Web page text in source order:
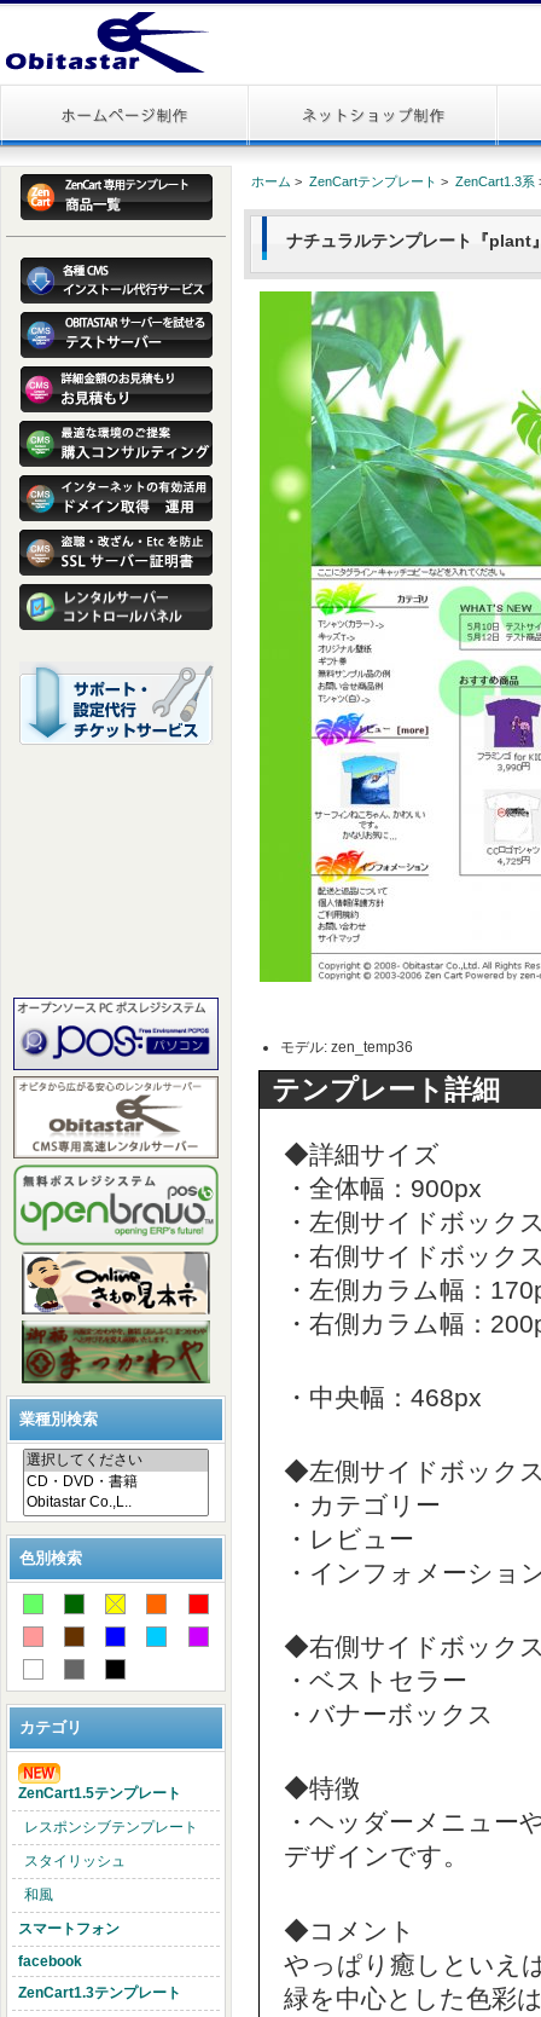
業種別検索
色別検索
カテゴリ
ZenCart1.5テンプレート
レスポンシブテンプレート
スタイリッシュ
和風
スマートフォン
facebook
ZenCart1.3テンプレート
ホーム > ZenCartテンプレート > ZenCart1.3系
ナチュラルテンプレート『plant
モデル: zen_temp36
テンプレート詳細
◆詳細サイズ
・全体幅：900px
・左側サイドボック
・右側サイドボック
・左側カラム幅：
・右側カラム幅：
・中央幅：468px
◆左側サイドボック
・カテゴリー
・レビュー
・インフォメーショ
◆右側サイドボック
・ベストセラー
・バナーボックス
◆特徴
・ヘッダーメニュー
デザインです。
◆コメント
やっぱり癒しといえ
緑を中心とした色彩